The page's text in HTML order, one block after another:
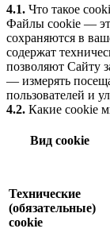
4.1. Что такое
Файлы cookie —
сохраняются в
содержат
позволяют Сайту
— измерять
пользователей и
4.2. Какие cookie
Вид cookie
Технические
(обязательные)
cookie